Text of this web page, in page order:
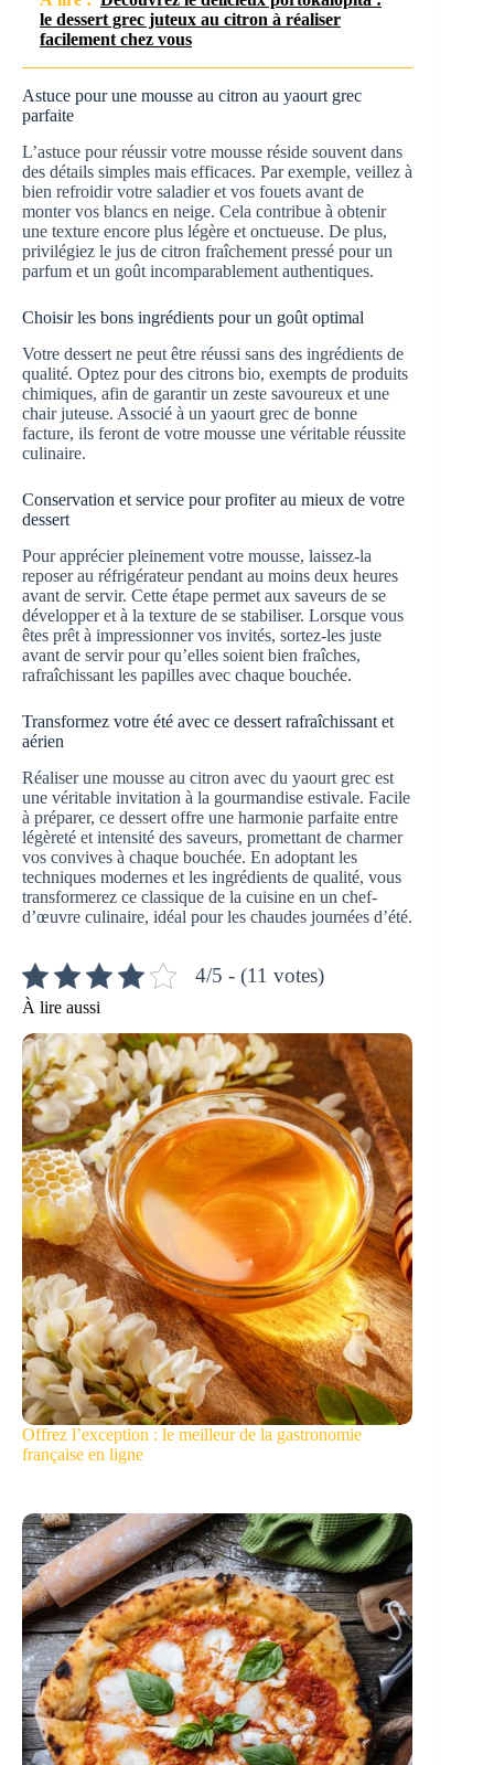
le dessert grec juteux au citron à réaliser
facilement chez vous
Astuce pour une mousse au citron au yaourt grec
parfaite
L’astuce pour réussir votre mousse réside souvent dans
des détails simples mais efficaces. Par exemple, veillez à
bien refroidir votre saladier et vos fouets avant de
monter vos blancs en neige. Cela contribue à obtenir
une texture encore plus légère et onctueuse. De plus,
privilégiez le jus de citron fraîchement pressé pour un
parfum et un goût incomparablement authentiques.
Choisir les bons ingrédients pour un goût optimal
Votre dessert ne peut être réussi sans des ingrédients de
qualité. Optez pour des citrons bio, exempts de produits
chimiques, afin de garantir un zeste savoureux et une
chair juteuse. Associé à un yaourt grec de bonne
facture, ils feront de votre mousse une véritable réussite
culinaire.
Conservation et service pour profiter au mieux de votre
dessert
Pour apprécier pleinement votre mousse, laissez-la
reposer au réfrigérateur pendant au moins deux heures
avant de servir. Cette étape permet aux saveurs de se
développer et à la texture de se stabiliser. Lorsque vous
êtes prêt à impressionner vos invités, sortez-les juste
avant de servir pour qu’elles soient bien fraîches,
rafraîchissant les papilles avec chaque bouchée.
Transformez votre été avec ce dessert rafraîchissant et
aérien
Réaliser une mousse au citron avec du yaourt grec est
une véritable invitation à la gourmandise estivale. Facile
à préparer, ce dessert offre une harmonie parfaite entre
légèreté et intensité des saveurs, promettant de charmer
vos convives à chaque bouchée. En adoptant les
techniques modernes et les ingrédients de qualité, vous
transformerez ce classique de la cuisine en un chef-
d’œuvre culinaire, idéal pour les chaudes journées d’été.
4/5 - (11 votes)
À lire aussi
Offrez l’exception : le meilleur de la gastronomie
française en ligne